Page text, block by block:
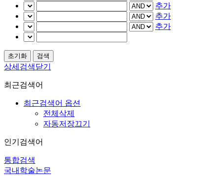
추가
추가
추가
상세검색닫기
최근검색어
최근검색어 옵션
전체삭제
자동저장끄기
인기검색어
통합검색
국내학술논문